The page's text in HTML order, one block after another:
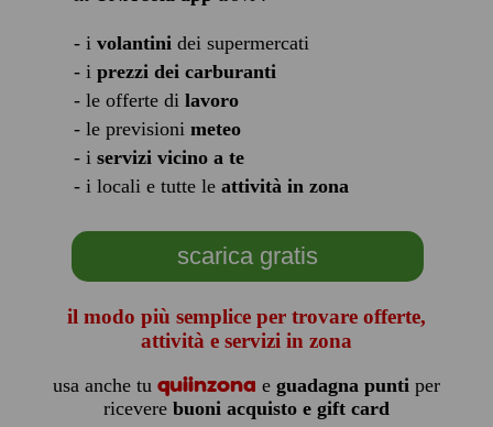
- i volantinidei supermercati
- i prezzi dei carburanti
- le offerte di lavoro
- le previsioni meteo
- i servizi vicino a te
- i locali e tutte le attività in zona
scarica gratis
il modo più semplice per trovare offerte,
attività e servizi in zona
usa anche tu quiinzona e guadagna puntiper
ricevere buoni acquisto e gift card